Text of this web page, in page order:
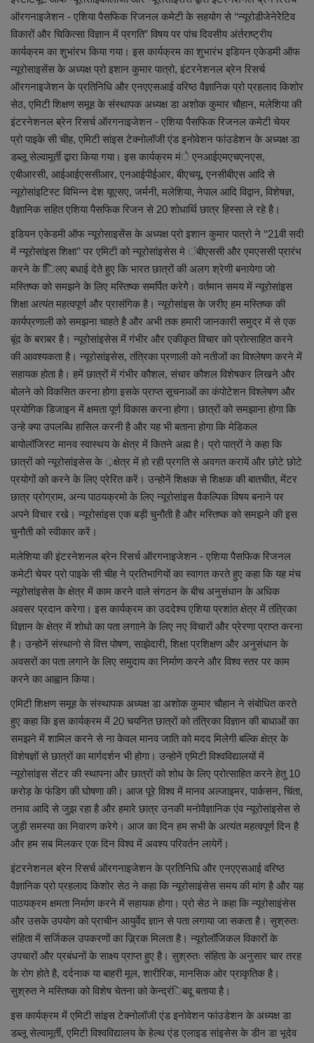
शिक्षा
स्वास्थ्य
राष्ट्रीय
व्यापार
रोजगार
NEWS
वीडियो
टेक वर्ल्ड
लाइफस्टाइल
Our Team
Contact us :
About us
Advertise with us
E-Paper
ऑरगनाइजेशन - एशिया पैसफिक रिजनल कमेटी के सहयोग से ‘‘न्यूरोडीजेनेरेेटिव
विकारों और चिकित्सा विज्ञान में प्रगति” विषय पर पांच दिवसीय अंर्तराष्ट्रीय
कार्यक्रम का शुभांरभ किया गया। इस कार्यक्रम का शुभारंभ इडियन एकेडमी ऑफ
न्यूरोसाइसेंस के अध्यक्ष प्रो इशान कुमार पात्रो, इंटरनेशनल ब्रेन रिसर्च
ऑरगनाइजेशन के प्रतिनिधि और एनएएसआई वरिष्ठ वैज्ञानिक प्रो प्रहलाद किशोर
सेठ, एमिटी शिक्षण समूह के संस्थापक अध्यक्ष डा अशोक कुमार चौहान, मलेशिया की
इंटरनेशनल ब्रेन रिसर्च ऑरगनाइजेशन - एशिया पैसफिक रिजनल कमेटी चेयर
प्रो पाइके सी चीह, एमिटी सांइस टेक्नोलॉजी एंड इनोवेशन फांउडेशन के अध्यक्ष डा
डब्लू सेल्वामूर्ती द्वारा किया गया। इस कार्यक्रम मंे एनआईएमएचएनएस,
एबीआरसी, आईआईएससीआर, एनआईपीईआर, बीएचयू, एनसीबीएस आदि से
न्यूरोसांइटिस्ट विभिन्न देश यूएसए, जर्मनी, मलेशिया, नेपाल आदि विद्वान, विशेषज्ञ,
वैज्ञानिक सहित एशिया पैसफिक रिजन से 20 शोधार्थि छात्र हिस्सा ले रहे है।
इडियन एकेडमी ऑफ न्यूरोसाइसेंस के अध्यक्ष प्रो इशान कुमार पात्रो ने ‘‘21वी सदी
में न्यूरोसांइस शिक्षा’’ पर एमिटी को न्यूरोसांइसेस मे ंबीएससी और एमएससी प्रारंभ
करने के ििलए बधाई देते हुए कि भारत छात्रों की अलग श्रेणी बनायेगा जो
मस्तिष्क को समझने के लिए मस्तिष्क समर्पित करेगेे। वर्तमान समय में न्यूरोसांइस
शिक्षा अत्यंत महत्वपूर्ण और प्रासंगिक है। न्यूरोसांइस के जरीए हम मस्तिष्क की
कार्यप्रणाली को समझना चाहते है और अभी तक हमारी जानकारी समुद्र में से एक
बूंद के बराबर है। न्यूरोसांइसेस में गंभीर और एकीकृत विचार को प्रोत्साहित करने
की आवश्यकता है। न्यूरोसांइसेस, तंत्रिका प्रणाली को नतीजों का विश्लेषण करने में
सहायक होता है। हमें छात्रों में गंभीर कौशल, संचार कौशल विशेषकर लिखने और
बोलने को विकसित करना होगा इसके प्राप्त सूचनाओं का कंपोटेशन विश्लेषण और
प्रयोगिक डिजाइन में क्षमता पूर्ण विकास करना होगा। छात्रों को समझाना होगा कि
उन्हे क्या उपलब्धि हासिल करनी है और यह भी बताना होगा कि मेडिकल
बायोलॉजिस्ट मानव स्वास्थय के क्षेत्र में कितने अह्म है। प्रो पात्रों ने कहा कि
छात्रों को न्यूरोसांइसेस के ़क्षेत्र में हो रही प्रगति से अवगत करायें और छोटे छोटे
प्रयोगों को करने के लिए प्रेरित करें। उन्होनें शिक्षक से शिक्षक की बातचीत, मेंटर
छात्र प्रोग्राम, अन्य पाठयक्रमो के लिए न्यूरोसांइस वैकल्पिक विषय बनाने पर
अपने विचार रखे। न्यूरोसांइस एक बड़ी चुनौती है और मस्तिष्क को समझने की इस
चुनौती को स्वीकार करें।
मलेशिया की इंटरनेशनल ब्रेन रिसर्च ऑरगनाइजेशन - एशिया पैसफिक रिजनल
कमेटी चेयर प्रो पाइके सी चीह ने प्रतिभागियों का स्वागत करते हुए कहा कि यह मंच
न्यूरोसांइसेस के क्षेत्र में काम करने वाले संगठन के बीच अनुसंधान के अधिक
अवसर प्रदान करेगा। इस कार्यक्रम का उददेश्य एशिया प्रशांत क्षेत्र में तंत्रिका
विज्ञान के क्षेत्र में शोधो का पता लगााने के लिए नए विचारों और प्रेरणा प्राप्त करना
है। उन्होनें संस्थानो से वित्त पोषण, साझेदारी, शिक्षा प्रशिक्षण और अनुसंधान के
अवसरों का पता लगाने के लिए समुदाय का निर्माण करने और विश्व स्तर पर काम
करने का आह्वान किया।
एमिटी शिक्षण समूह के संस्थापक अध्यक्ष डा अशोक कुमार चौहान ने संबोधित करते
हुए कहा कि इस कार्यक्रम में 20 चयनित छात्रों को तंत्रिका विज्ञान की बाधाओं का
समझने में शामिल करने से ना केवल मानव जाति को मदद मिलेगी बल्कि क्षेत्र के
विशेषज्ञों से छात्रों का मार्गदर्शन भी होगा। उन्होनें एमिटी विश्वविद्यालयों में
न्यूरोसांइस सेंटर की स्थापना और छात्रों को शोध के लिए प्रोत्साहित करने हेतु 10
करोड़ के फंडिग की घोषणा की। आज पूरे विश्व में मानव अल्जाइमर, पार्कसन, चिंता,
तनाव आदि से जुझ रहा है और हमारे छात्र उनकी मनोवैज्ञानिक एंव न्यूरोसांइसेस से
जुड़ी समस्या का निवारण करेगे। आज का दिन हम सभी के अत्यंत महत्वपूर्ण दिन है
और हम सब मिलकर एक दिन विश्व में अवश्य परिवर्तन लायेगें।
इंटरनेशनल ब्रेन रिसर्च ऑरगनाइजेशन के प्रतिनिधि और एनएएसआई वरिष्ठ
वैज्ञानिक प्रो प्रहलाद किशोर सेठ ने कहा कि न्यूरोसाइंसेस समय की मांग है और यह
पाठयक्रम क्षमता निर्माण करने में सहायक होगा। प्रो सेठ ने कहा कि न्यूरोसाइंसेस
और उसके उपयोग को प्राचीन आयुर्वेद ज्ञान से पता लगाया जा सकता है। सुश्रुतः
संहिता में सर्जिकल उपकरणों का ज्र्रिक मिलता है। न्यूरोलॉजिकल विकारों के
उपचारों और प्रबंधनों के साक्ष्य प्राप्त हुए है। सुश्रुतः संहिता के अनुसार चार तरह
के रोग होते है, दर्दनाक या बाहरी मूल, शारीरिक, मानसिक ओर प्राकृतिक है।
सुश्रुत ने मस्तिष्क को विशेष चेतना को केन्द्रंिबदू बताया है।
इस कार्यक्रम में एमिटी सांइस टेक्नोलॉजी एंड इनोवेशन फांउडेशन के अध्यक्ष डा
डब्लू सेल्वामूर्ती, एमिटी विश्वविद्यालय के हेल्थ एंड एलाइड सांइसेस के डीन डा भूदेव